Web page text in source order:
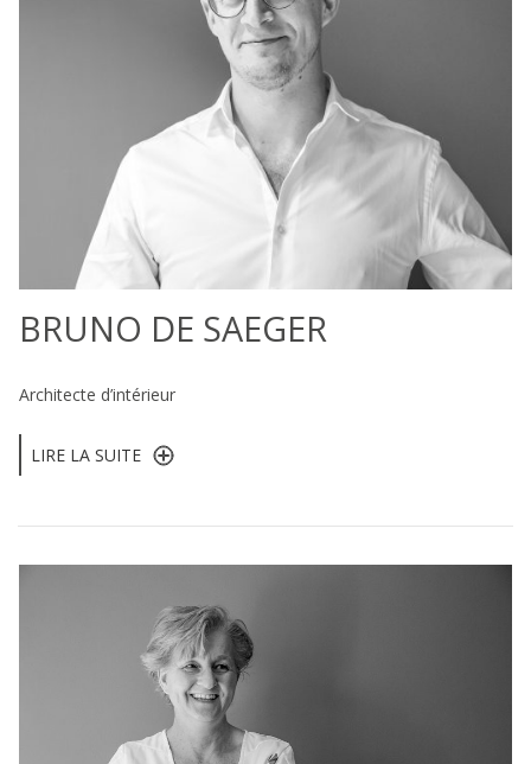
BRUNO DE SAEGER
Architecte d’intérieur
LIRE LA SUITE